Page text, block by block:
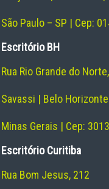
São Paulo – SP | Cep:
Escritório BH
Rua Rio Grande do
Savassi | Belo Horizonte
Minas Gerais | Cep:
Escritório Curitiba
Rua Bom Jesus, 212